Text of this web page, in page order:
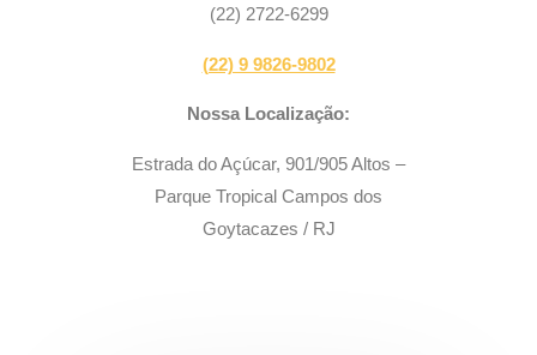
(22) 2722-6299
(22) 9 9826-9802
Nossa Localização:
Estrada do Açúcar, 901/905 Altos –
Parque Tropical Campos dos
Goytacazes / RJ